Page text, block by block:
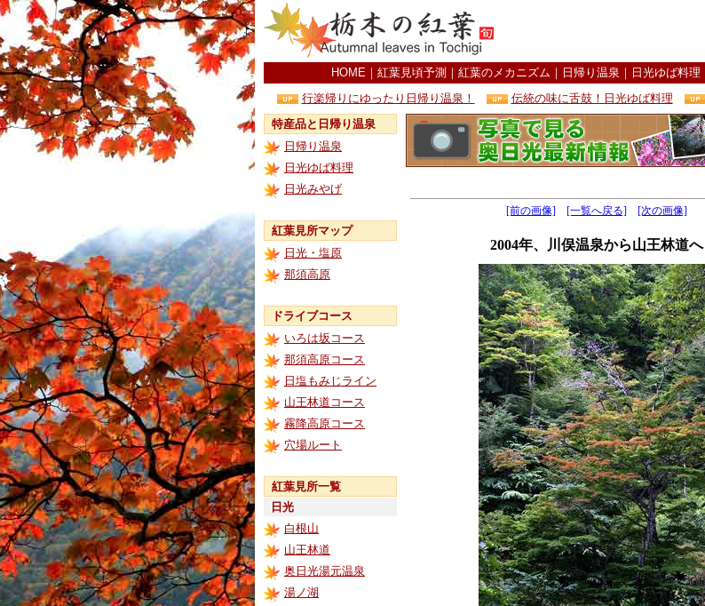
HOME ｜ 紅葉見頃予測 ｜ 紅葉のメカニズム ｜ 日帰り温泉 ｜ 日光ゆば料理
行楽帰りにゆったり日帰り温泉！
伝統の味に舌鼓！日光ゆば料理
特産品と日帰り温泉
日帰り温泉
日光ゆば料理
日光みやげ
紅葉見所マップ
日光・塩原
那須高原
ドライブコース
いろは坂コース
那須高原コース
日塩もみじライン
山王林道コース
霧降高原コース
穴場ルート
紅葉見所一覧
日光
白根山
山王林道
奥日光湯元温泉
湯ノ湖
[前の画像] [一覧へ戻る] [次の画像]
2004年、川俣温泉から山王林道へ